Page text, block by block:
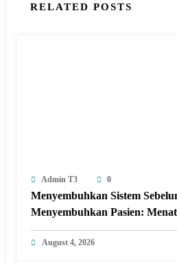
RELATED POSTS
Admin T3 0
Menyembuhkan Sistem
Menyembuhkan Pasien:
Revitalisasi Rumah Sakit di
August 4, 2026